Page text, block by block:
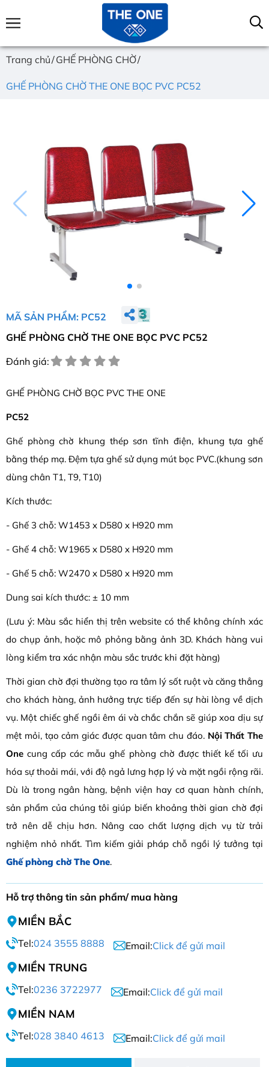
Trang chủ GHẾ PHÒNG CHỜ
GHẾ PHÒNG CHỜ THE ONE BỌC PVC PC52
MÃ SẢN PHẨM: PC52
GHẾ PHÒNG CHỜ THE ONE BỌC PVC PC52
Đánh giá:
GHẾ PHÒNG CHỜ BỌC PVC THE ONE
PC52
Ghế phòng chờ khung thép sơn tĩnh điện, khung tựa ghế
bằng thép mạ. Đệm tựa ghế sử dụng mút bọc PVC.(khung sơn
dùng chân T1, T9, T10)
Kích thước:
- Ghế 3 chỗ: W1453 x D580 x H920 mm
- Ghế 4 chỗ: W1965 x D580 x H920 mm
- Ghế 5 chỗ: W2470 x D580 x H920 mm
Dung sai kích thước: ± 10 mm
(Lưu ý: Màu sắc hiển thị trên website có thể không chính xác
do chụp ảnh, hoặc mô phỏng bằng ảnh 3D. Khách hàng vui
lòng kiểm tra xác nhận màu sắc trước khi đặt hàng)
Thời gian chờ đợi thường tạo ra tâm lý sốt ruột và căng thẳng
cho khách hàng, ảnh hưởng trực tiếp đến sự hài lòng về dịch
vụ. Một chiếc ghế ngồi êm ái và chắc chắn sẽ giúp xoa dịu sự
mệt mỏi, tạo cảm giác được quan tâm chu đáo. Nội Thất The
One cung cấp các mẫu ghế phòng chờ được thiết kế tối ưu
hóa sự thoải mái, với độ ngả lưng hợp lý và mặt ngồi rộng rãi.
Dù là trong ngân hàng, bệnh viện hay cơ quan hành chính,
sản phẩm của chúng tôi giúp biến khoảng thời gian chờ đợi
trở nên dễ chịu hơn. Nâng cao chất lượng dịch vụ từ trải
nghiệm nhỏ nhất. Tìm kiếm giải pháp chỗ ngồi lý tưởng tại
Ghế phòng chờ The One.
Hỗ trợ thông tin sản phẩm/ mua hàng
MIỀN BẮC
Tel:024 3555 8888 Email:Click để gửi mail
MIỀN TRUNG
Tel:0236 3722977 Email:Click để gửi mail
MIỀN NAM
Tel:028 3840 4613 Email:Click để gửi mail